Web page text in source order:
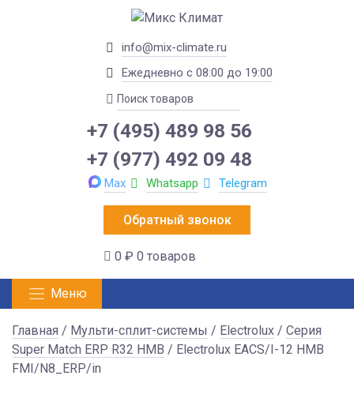
info@mix-climate.ru
Ежедневно с 08:00 до 19:00
+7 (495) 489 98 56
+7 (977) 492 09 48
Max Whatsapp Telegram
Обратный звонок
0 ₽ 0 товаров
Меню
Главная / Мульти-сплит-системы / Electrolux / Серия
Super Match ERP R32 HMB / Electrolux EACS/I-12 HMB
FMI/N8_ERP/in